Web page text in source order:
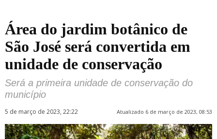
Área do jardim botânico de
São José será convertida em
unidade de conservação
Será a primeira unidade de conservação do
município
5 de março de 2023, 22:22 Atualizado 6 de março de 2023, 08:53